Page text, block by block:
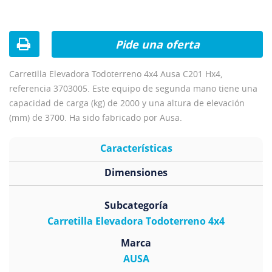
Carretilla Elevadora Todoterreno 4x4 Ausa C201 Hx4,
referencia 3703005. Este equipo de segunda mano tiene una
capacidad de carga (kg) de 2000 y una altura de elevación
(mm) de 3700. Ha sido fabricado por Ausa.
Pide una oferta
Características
Subcategoría
Carretilla Elevadora Todoterreno 4x4
Marca
AUSA
Dimensiones